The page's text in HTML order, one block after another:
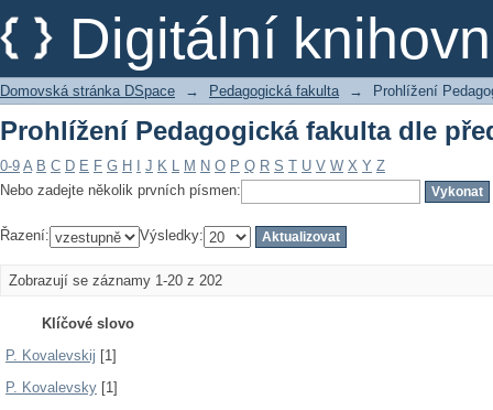
Digitální
Prohlížení Pedagogická fakulta dle
Domovská stránka DSpace → Pedagogická fakulta → Prohlížení
Prohlížení Pedagogická fakulta dle
0-9 A B C D E F G H J K L M N O P Q R S T U V W X Y Z
Nebo zadejte několik prvních písmen:
Řazení: Výsledky:
Zobrazují se záznamy 1-20 z 202
Klíčové slovo
P. Kovalevskij [1]
P. Kovalevsky [1]